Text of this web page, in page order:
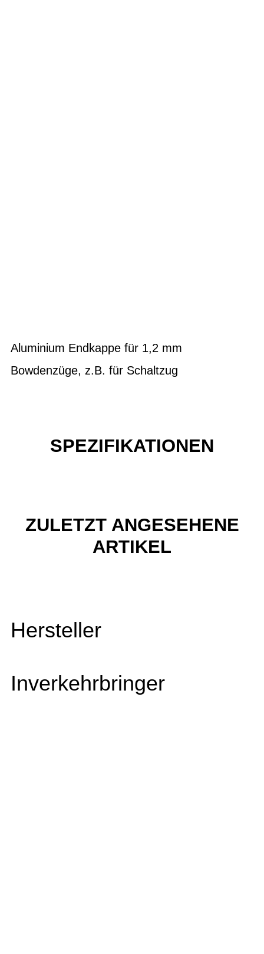
Aluminium Endkappe für 1,2 mm
Bowdenzüge, z.B. für Schaltzug
SPEZIFIKATIONEN
ZULETZT ANGESEHENE
ARTIKEL
Hersteller
Inverkehrbringer